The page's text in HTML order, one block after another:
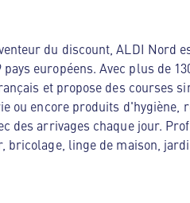
du discount, ALDI Nord
européens. Avec plus de
et propose des courses
ou encore produits d'hygiène,
des arrivages chaque jour.
linge de maison,